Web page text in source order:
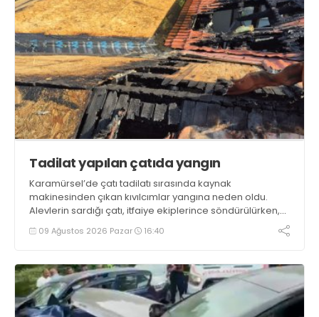
Tadilat yapılan çatıda yangın
Karamürsel’de çatı tadilatı sırasında kaynak
makinesinden çıkan kıvılcımlar yangına neden oldu.
Alevlerin sardığı çatı, itfaiye ekiplerince söndürülürken,
evde hasar meydana geldi
09 Ağustos 2026 Pazar 16:40